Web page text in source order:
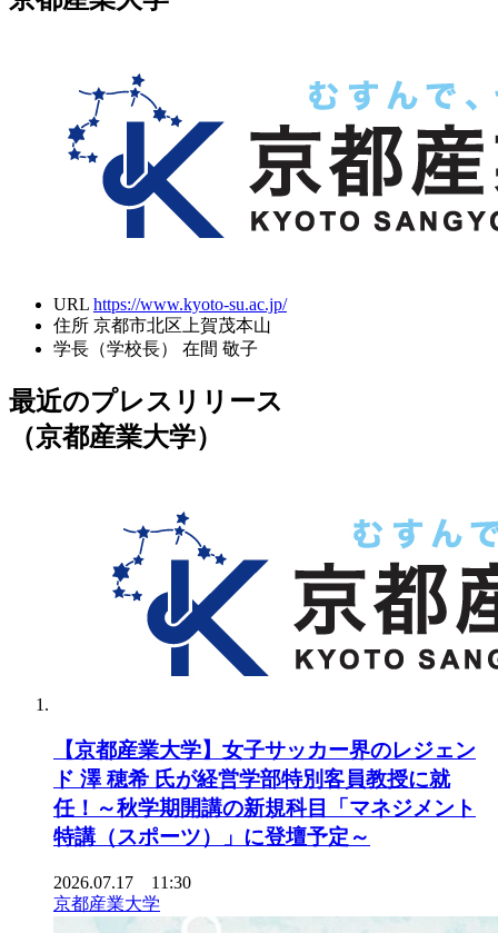
URL https://www.kyoto-su.ac.jp/
住所 京都市北区上賀茂本山
学長（学校長）
在間 敬子
最近のプレスリリース
（京都産業大学）
【京都産業大学】女子サッカー界のレジェン
ド 澤 穂希 氏が経営学部特別客員教授に就
任！～秋学期開講の新規科目「マネジメント
特講（スポーツ）」に登壇予定～
2026.07.17 11:30
京都産業大学